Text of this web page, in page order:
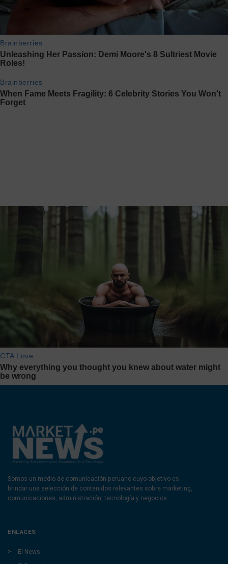
Somos un medio de comunicación peruano cuyo objetivo es
brindar una selección de contenidos relevantes sobre marketing,
comunicaciones, administración, tecnología y negocios.
ENLACES
El News